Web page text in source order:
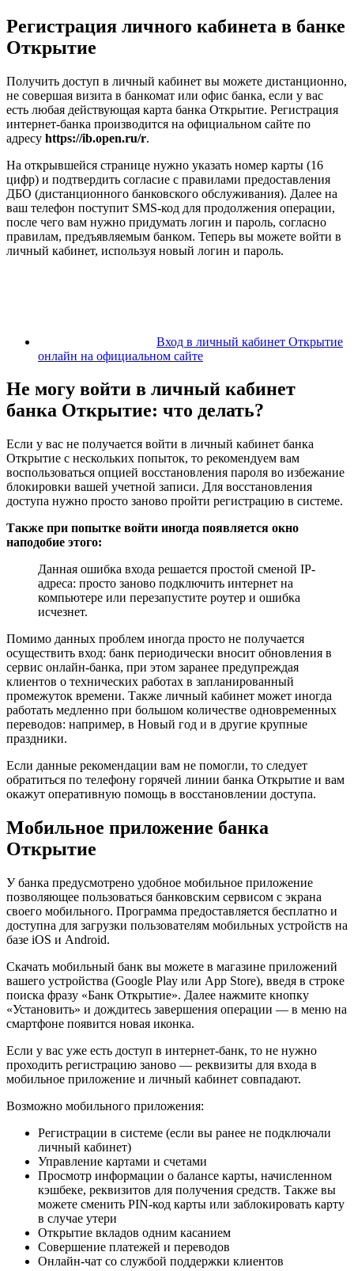
Регистрация личного кабинета в банке
Открытие
Получить доступ в личный кабинет вы можете дистанционно,
не совершая визита в банкомат или офис банка, если у вас
есть любая действующая карта банка Открытие. Регистрация
интернет-банка производится на официальном сайте по
адресу https://ib.open.ru/r.
На открывшейся странице нужно указать номер карты (16
цифр) и подтвердить согласие с правилами предоставления
ДБО (дистанционного банковского обслуживания). Далее на
ваш телефон поступит SMS-код для продолжения операции,
после чего вам нужно придумать логин и пароль, согласно
правилам, предъявляемым банком. Теперь вы можете войти в
личный кабинет, используя новый логин и пароль.
Вход в личный кабинет Открытие
онлайн на официальном сайте
Не могу войти в личный кабинет
банка Открытие: что делать?
Если у вас не получается войти в личный кабинет банка
Открытие с нескольких попыток, то рекомендуем вам
воспользоваться опцией восстановления пароля во избежание
блокировки вашей учетной записи. Для восстановления
доступа нужно просто заново пройти регистрацию в системе.
Также при попытке войти иногда появляется окно
наподобие этого:
Данная ошибка входа решается простой сменой IP-
адреса: просто заново подключить интернет на
компьютере или перезапустите роутер и ошибка
исчезнет.
Помимо данных проблем иногда просто не получается
осуществить вход: банк периодически вносит обновления в
сервис онлайн-банка, при этом заранее предупреждая
клиентов о технических работах в запланированный
промежуток времени. Также личный кабинет может иногда
работать медленно при большом количестве одновременных
переводов: например, в Новый год и в другие крупные
праздники.
Если данные рекомендации вам не помогли, то следует
обратиться по телефону горячей линии банка Открытие и вам
окажут оперативную помощь в восстановлении доступа.
Мобильное приложение банка
Открытие
У банка предусмотрено удобное мобильное приложение
позволяющее пользоваться банковским сервисом с экрана
своего мобильного. Программа предоставляется бесплатно и
доступна для загрузки пользователям мобильных устройств на
базе iOS и Android.
Скачать мобильный банк вы можете в магазине приложений
вашего устройства (Google Play или App Store), введя в строке
поиска фразу «Банк Открытие». Далее нажмите кнопку
«Установить» и дождитесь завершения операции — в меню на
смартфоне появится новая иконка.
Если у вас уже есть доступ в интернет-банк, то не нужно
проходить регистрацию заново — реквизиты для входа в
мобильное приложение и личный кабинет совпадают.
Возможно мобильного приложения:
Регистрации в системе (если вы ранее не подключали
личный кабинет)
Управление картами и счетами
Просмотр информации о балансе карты, начисленном
кэшбеке, реквизитов для получения средств. Также вы
можете сменить PIN-код карты или заблокировать карту
в случае утери
Открытие вкладов одним касанием
Совершение платежей и переводов
Онлайн-чат со службой поддержки клиентов